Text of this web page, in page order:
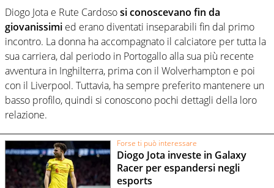
Diogo Jota e Rute Cardososi conoscevano fin da
giovanissimi ed erano diventati inseparabili fin dal primo
incontro. La donna ha accompagnato il calciatore per tutta la
sua carriera, dal periodo in Portogallo alla sua più recente
avventura in Inghilterra, prima con il Wolverhampton e poi
con il Liverpool. Tuttavia, ha sempre preferito mantenere un
basso profilo, quindi si conoscono pochi dettagli della loro
relazione.
Forse ti può interessare
Diogo Jota investe in Galaxy
Racer per espandersi negli
esports